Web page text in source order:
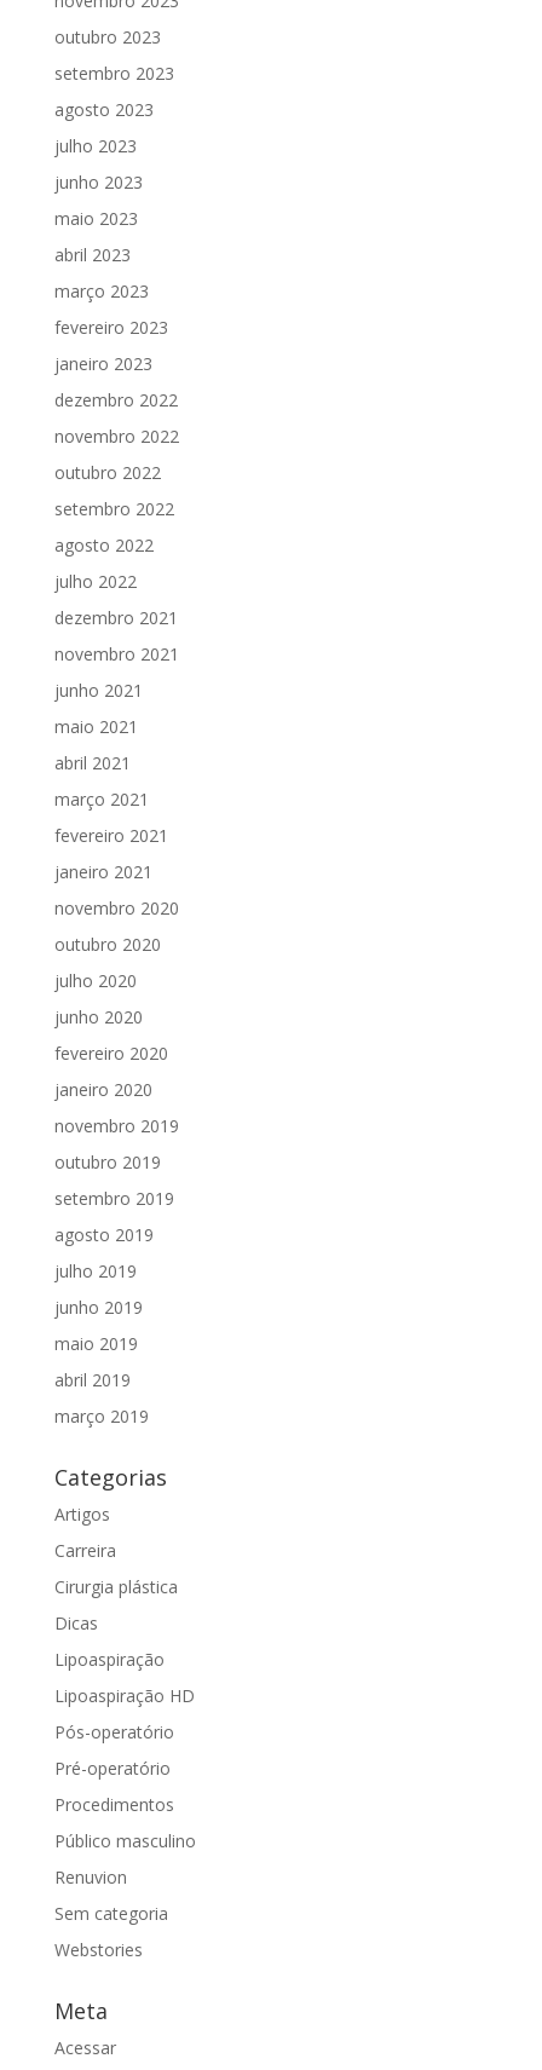
outubro 2023
setembro 2023
agosto 2023
julho 2023
junho 2023
maio 2023
abril 2023
março 2023
fevereiro 2023
janeiro 2023
dezembro 2022
novembro 2022
outubro 2022
setembro 2022
agosto 2022
julho 2022
dezembro 2021
novembro 2021
junho 2021
maio 2021
abril 2021
março 2021
fevereiro 2021
janeiro 2021
novembro 2020
outubro 2020
julho 2020
junho 2020
fevereiro 2020
janeiro 2020
novembro 2019
outubro 2019
setembro 2019
agosto 2019
julho 2019
junho 2019
maio 2019
abril 2019
março 2019
Categorias
Artigos
Carreira
Cirurgia plástica
Dicas
Lipoaspiração
Lipoaspiração HD
Pós-operatório
Pré-operatório
Procedimentos
Público masculino
Renuvion
Sem categoria
Webstories
Meta
Acessar